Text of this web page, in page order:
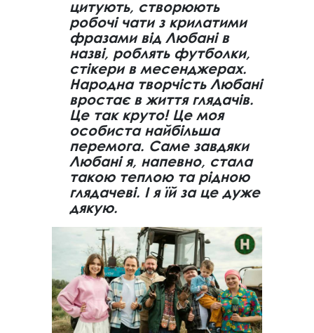
цитують, створюють
робочі чати з крилатими
фразами від Любані в
назві, роблять футболки,
стікери в месенджерах.
Народна творчість Любані
вростає в життя глядачів.
Це так круто! Це моя
особиста найбільша
перемога. Саме завдяки
Любані я, напевно, стала
такою теплою та рідною
глядачеві. І я їй за це дуже
дякую.